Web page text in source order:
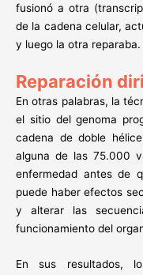
fusionó a otra
de la cadena celular,
y luego la otra reparaba.
Reparación
En otras palabras, la
el sitio del genoma
cadena de doble
alguna de las 75.000
enfermedad antes de
puede haber efectos
y alterar las
funcionamiento del
En sus resultados,